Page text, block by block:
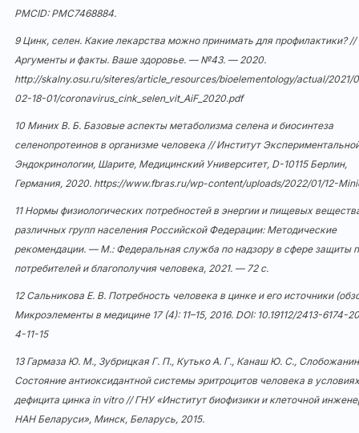
PMCID: PMC7468884.
9 Цинк, селен. Какие лекарства можно принимать для профилактики? //
Аргументы и факты. Ваше здоровье. — №43. — 2020.
http://skalny.osu.ru/siteres/article_resources/bioelementology/actual/2021/
02-18-01/coronavirus_cink_selen_vit_AiF_2020.pdf
10 Миних В. Б. Базовые аспекты метаболизма селена и биосинтеза
селенопротеинов в организме человека // Институт
Эндокринологии, Шарите, Медицинский Университет, D-10115 Берлин,
Германия, 2020. https://www.fbras.ru/wp-content/uploads/2022/01/12-
11 Нормы физиологических потребностей в энергии и пищевых
различных групп населения Российской Федерации: Методические
рекомендации. — М.: Федеральная служба по надзору в сфере защиты
потребителей и благополучия человека, 2021. — 72 с.
12 Сальникова Е. В. Потребность человека в цинке и его источники
Микроэлементы в медицине 17 (4): 11–15, 2016. DOI: 10.19112/2413-6174-
4-11-15
13 Гармаза Ю. М., Зубрицкая Г. П., Кутько А. Г., Канаш Ю. С.,
Состояние антиоксидантной системы эритроцитов человека в условиях
дефицита цинка in vitro // ГНУ «Институт биофизики и клеточной
НАН Беларуси», Минск, Беларусь, 2015.